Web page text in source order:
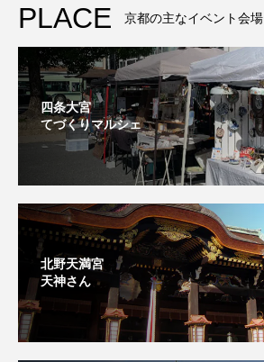
PLACE 京都の主なイベント会場
四条大宮
てづくりマルシェ
北野天満宮
天神さん